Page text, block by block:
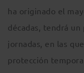
ha originado el
décadas, tendrá
jornadas, en las
protección